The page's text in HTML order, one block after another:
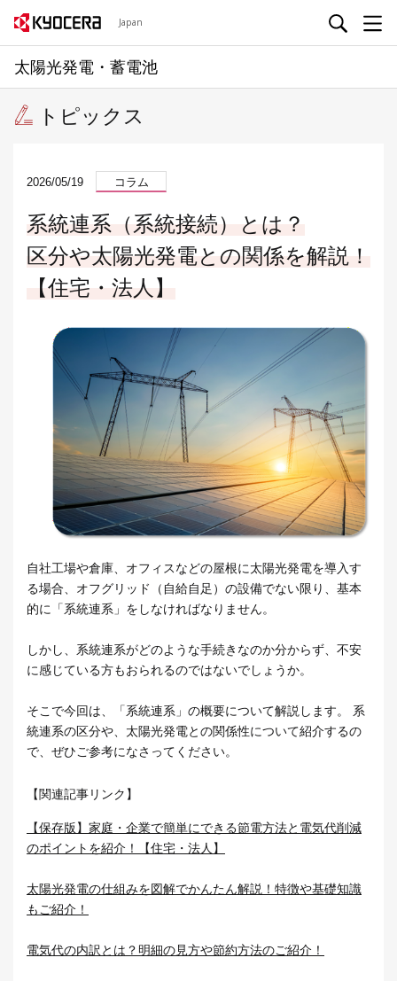
Japan
太陽光発電・蓄電池
トピックス
2026/05/19 コラム
系統連系（系統接続）とは？
区分や太陽光発電との関係を解説！
【住宅・法人】
自社工場や倉庫、オフィスなどの屋根に太陽光発電を導入す
る場合、オフグリッド（自給自足）の設備でない限り、基本
的に「系統連系」をしなければなりません。
しかし、系統連系がどのような手続きなのか分からず、不安
に感じている方もおられるのではないでしょうか。
そこで今回は、「系統連系」の概要について解説します。 系
統連系の区分や、太陽光発電との関係性について紹介するの
で、ぜひご参考になさってください。
【関連記事リンク】
【保存版】家庭・企業で簡単にできる節電方法と電気代削減
のポイントを紹介！【住宅・法人】
太陽光発電の仕組みを図解でかんたん解説！特徴や基礎知識
もご紹介！
電気代の内訳とは？明細の見方や節約方法のご紹介！